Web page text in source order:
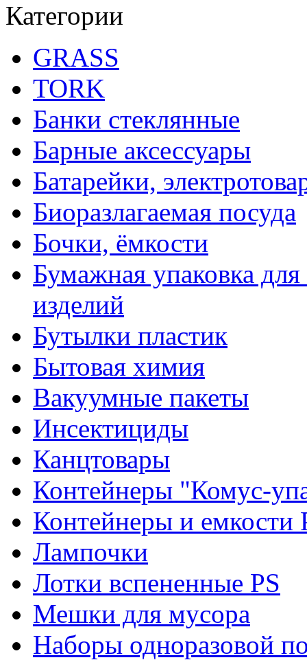
Категории
GRASS
TORK
Банки стеклянные
Барные аксессуары
Батарейки,
Биоразлагаемая посуда
Бочки, ёмкости
Бумажная упаковка
изделий
Бутылки пластик
Бытовая химия
Вакуумные пакеты
Инсектициды
Канцтовары
Контейнеры "Комус-
Контейнеры и емкости
Лампочки
Лотки вспененные PS
Мешки для мусора
Наборы одноразовой